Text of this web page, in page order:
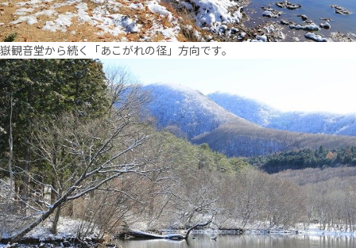
嶽観音堂から続く「あこがれの径」方向です。